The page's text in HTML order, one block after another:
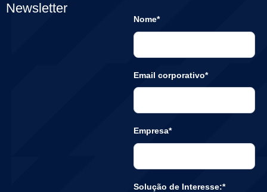
Newsletter
Nome*
Email corporativo*
Empresa*
Solução de Interesse:*